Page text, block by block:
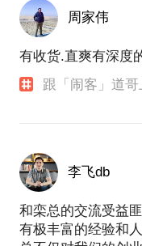
周家伟
有收货.直爽有深度
跟「闹客」道
李飞db
和栾总的交流受益
有极丰富的经验和